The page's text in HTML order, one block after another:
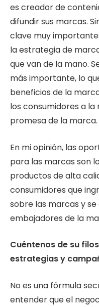
es creador de
difundir sus marcas.
clave muy
la estrategia de
que van de la mano.
más importante, lo
beneficios de la
los consumidores a
promesa de la marca.
En mi opinión, las
para las marcas son
productos de alta
consumidores que
sobre las marcas y
embajadores de la
Cuéntenos de su
estrategias y
No es una fórmula
entender que el